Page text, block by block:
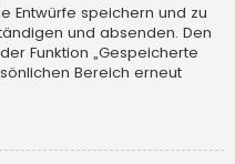
Entwürfe speichern und zu
und absenden. Den
Funktion „Gespeicherte
Bereich erneut